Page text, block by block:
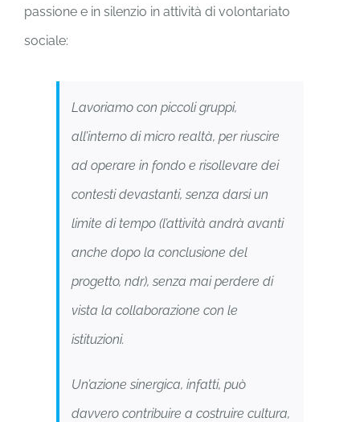
passione e in silenzio in attività di volontariato
sociale:
Lavoriamo con piccoli gruppi,
all’interno di micro realtà, per riuscire
ad operare in fondo e risollevare dei
contesti devastanti, senza darsi un
limite di tempo (l’attività andrà avanti
anche dopo la conclusione del
progetto, ndr), senza mai perdere di
vista la collaborazione con le
istituzioni.
Un’azione sinergica, infatti, può
davvero contribuire a costruire cultura,